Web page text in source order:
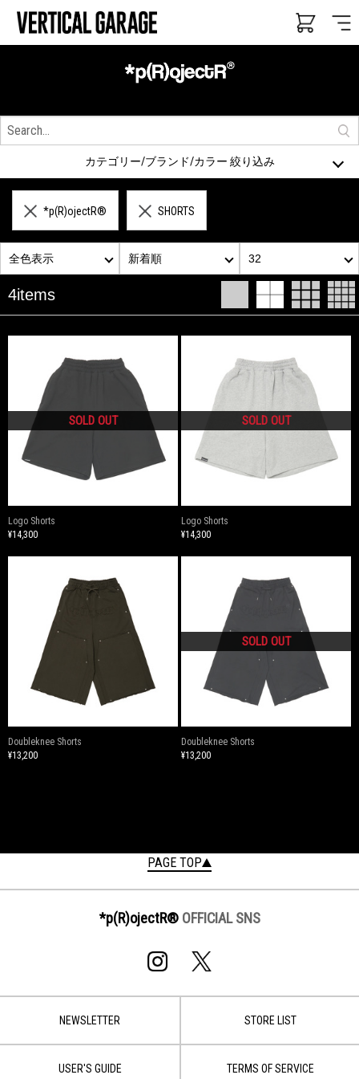
カテゴリー/ブランド/カラー 絞り込み
*p(R)ojectR® SHORTS
4items
全色表示 新着順 32
Logo Shorts
¥14,300
Logo Shorts
¥14,300
Doubleknee Shorts
¥13,200
Doubleknee Shorts
¥13,200
PAGE TOP
*p(R)ojectR® OFFICIAL SNS
NEWSLETTER STORE LIST
USER'S GUIDE TERMS OF SERVICE